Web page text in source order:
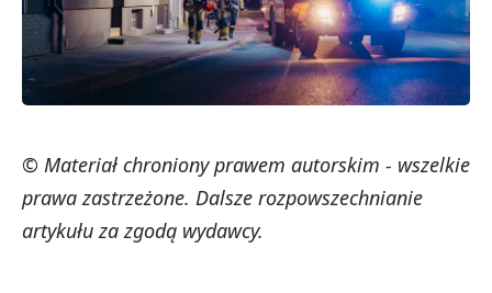
© Materiał chroniony prawem autorskim - wszelkie
prawa zastrzeżone. Dalsze rozpowszechnianie
artykułu za zgodą wydawcy.